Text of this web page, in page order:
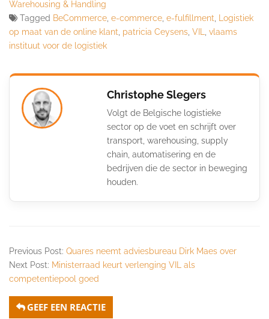
Warehousing & Handling
Tagged BeCommerce e-commerce e-fulfillment
Logistiek
op maat van de online klant patricia Ceysens VIL
vlaams
instituut voor de logistiek
Christophe Slegers
Volgt de Belgische logistieke
sector op de voet en schrijft over
transport, warehousing, supply
chain, automatisering en de
bedrijven die de sector in beweging
houden.
Previous Post: Quares neemt adviesbureau Dirk Maes over
Next Post: Ministerraad keurt verlenging VIL als
competentiepool goed
GEEF EEN REACTIE